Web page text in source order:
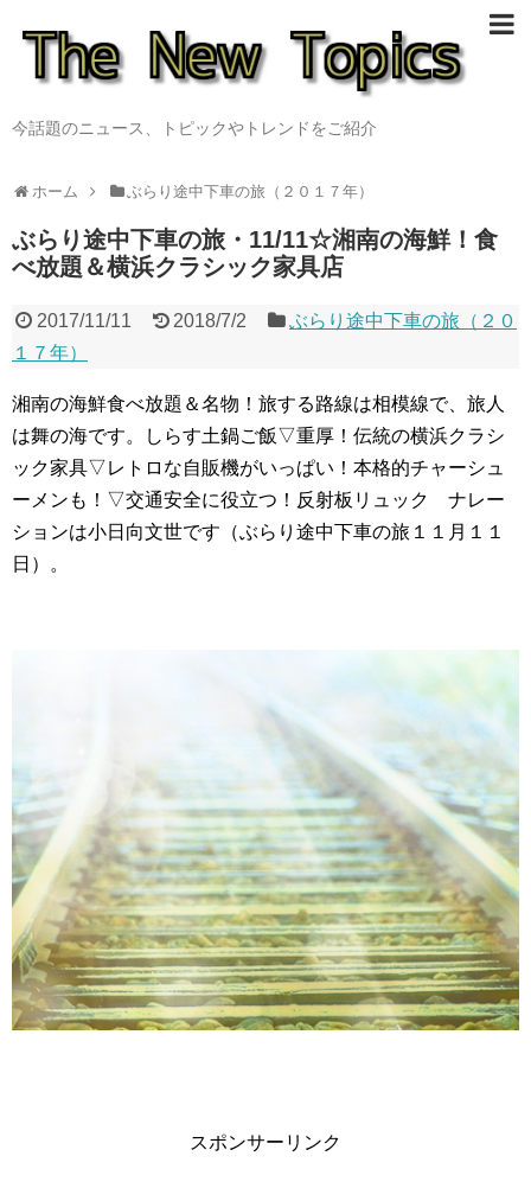
今話題のニュース、トピックやトレンドをご紹介
ホーム ぶらり途中下車の旅（２０１７年）
ぶらり途中下車の旅・11/11☆湘南の海鮮！食
べ放題＆横浜クラシック家具店
2017/11/11 2018/7/2
ぶらり途中下車の旅（２０
１７年）
湘南の海鮮食べ放題＆名物！旅する路線は相模線で、旅人
は舞の海です。しらす土鍋ご飯▽重厚！伝統の横浜クラシ
ック家具▽レトロな自販機がいっぱい！本格的チャーシュ
ーメンも！▽交通安全に役立つ！反射板リュック ナレー
ションは小日向文世です（ぶらり途中下車の旅１１月１１
日）。
スポンサーリンク